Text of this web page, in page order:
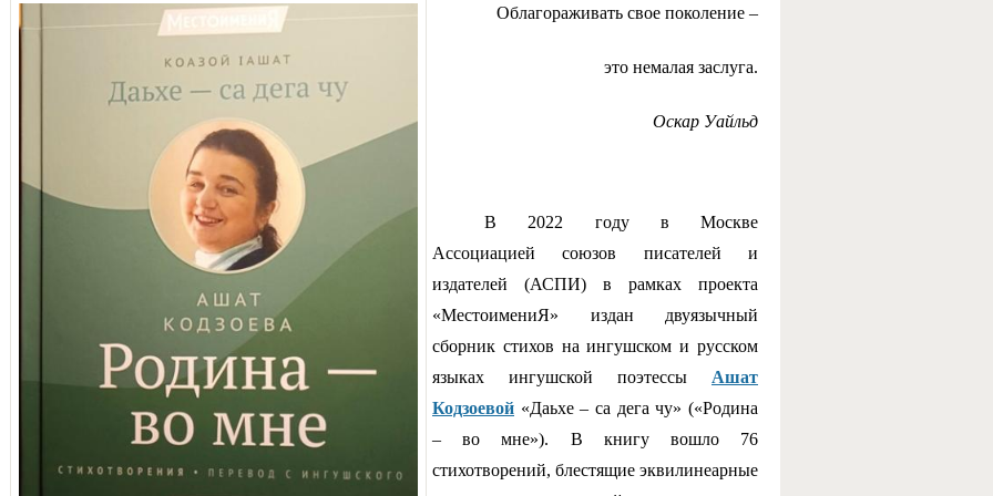
Облагораживать свое поколение –
это немалая заслуга.
Оскар Уайльд
В 2022 году в Москве
Ассоциацией союзов писателей и
издателей (АСПИ) в рамках проекта
«МестоимениЯ» издан двуязычный
сборник стихов на ингушском и русском
языках ингушской поэтессы Ашат
Кодзоевой «Даьхе – са дега чу» («Родина
– во мне»). В книгу вошло 76
стихотворений, блестящие эквилинеарные